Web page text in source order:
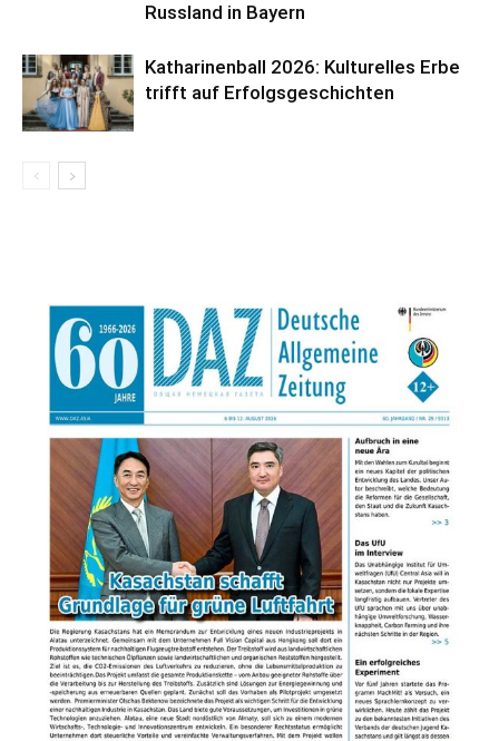
Russland in Bayern
Katharinenball 2026: Kulturelles Erbe
trifft auf Erfolgsgeschichten